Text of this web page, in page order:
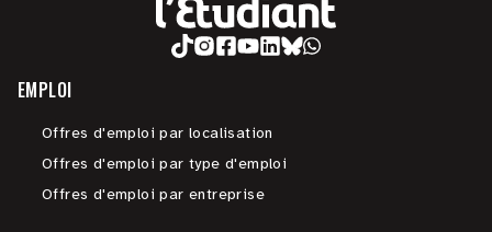
EMPLOI
Offres d'emploi par localisation
Offres d'emploi par type d'emploi
Offres d'emploi par entreprise